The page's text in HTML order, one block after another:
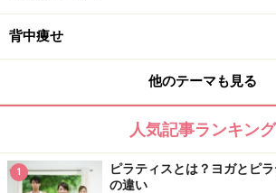
背中痩せ
他のテーマも見る
人気記事ランキング
1
ピラティスとは？ヨガとピ
の違い